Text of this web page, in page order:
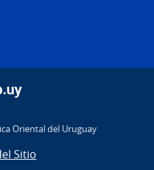
Oriental del Uruguay
Sitio